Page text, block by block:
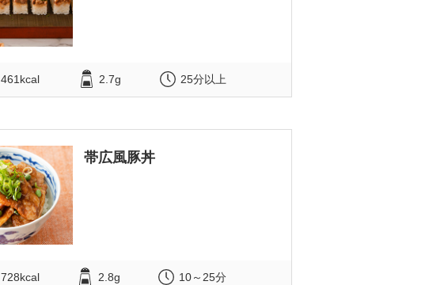
461kcal 2.7g 25分以上
帯広風豚丼
728kcal 2.8g 10～25分